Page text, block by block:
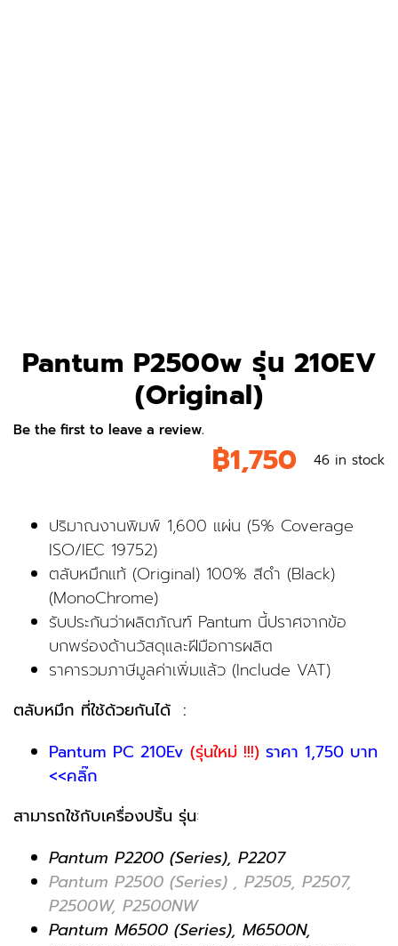
Pantum P2500w รุ่น 210EV
(Original)
Be the first to leave a review.
฿1,750 46 in stock
ปริมาณงานพิมพ์ 1,600 แผ่น (5% Coverage
ISO/IEC 19752)
ตลับหมึกแท้ (Original) 100% สีดำ (Black)
(MonoChrome)
รับประกันว่าผลิตภัณฑ์ Pantum นี้ปราศจากข้อ
บกพร่องด้านวัสดุและฝีมือการผลิต
ราคารวมภาษีมูลค่าเพิ่มแล้ว (Include VAT)
ตลับหมึก ที่ใช้ด้วยกันได้ :
Pantum PC 210Ev (รุ่นใหม่ !!!) ราคา 1,750 บาท
<<คลิ๊ก
สามารถใช้กับเครื่องปริ้น รุ่น:
Pantum P2200 (Series), P2207
Pantum P2500 (Series) , P2505, P2507,
P2500W, P2500NW
Pantum M6500 (Series), M6500N,